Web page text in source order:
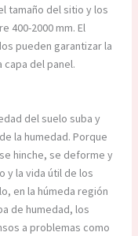
tamaño del sitio y los
400-2000 mm. El
pueden garantizar la
del panel.
del suelo suba y
la humedad. Porque
hinche, se deforme y
y la vida útil de los
en la húmeda región
de humedad, los
a problemas como